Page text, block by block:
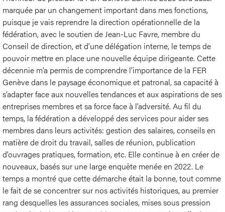
marquée par un changement important dans mes fonctions,
puisque je vais reprendre la direction opérationnelle de la
fédération, avec le soutien de Jean-Luc Favre, membre du
Conseil de direction, et d’une délégation interne, le temps de
pouvoir mettre en place une nouvelle équipe dirigeante. Cette
décennie m’a permis de comprendre l’importance de la FER
Genève dans le paysage économique et patronal, sa capacité à
s’adapter face aux nouvelles tendances et aux aspirations de ses
entreprises membres et sa force face à l’adversité. Au fil du
temps, la fédération a développé des services pour aider ses
membres dans leurs activités: gestion des salaires, conseils en
matière de droit du travail, salles de réunion, publication
d’ouvrages pratiques, formation, etc. Elle continue à en créer de
nouveaux, basés sur une large enquête menée en 2022. Le
temps a montré que cette démarche était la bonne, tout comme
le fait de se concentrer sur nos activités historiques, au premier
rang desquelles les assurances sociales, mises sous pression